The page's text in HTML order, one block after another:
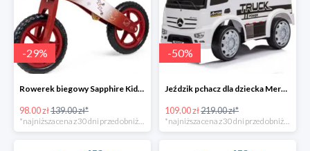
-29%
Rowerek biegowy Sapphire Kids Loopy drewniany - czerwony
98.00 zł139.00 zł*
*najniższa cena z 30 dni przed obniżką
-50%
Jeździk pchacz dla dziecka Mercedes Antos Truck - biały
109.00 zł219.00 zł*
*najniższa cena z 30 dni przed obniżką